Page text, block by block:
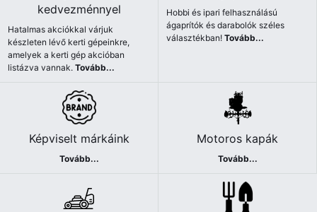
kedvezménnyel
Hatalmas akciókkal várjuk
készleten lévő kerti gépeinkre,
amelyek a kerti gép akcióban
listázva vannak.Tovább...
Hobbi és ipari felhasználású
ágaprítók és darabolók széles
választékban!Tovább...
Képviselt márkáink
Tovább...
Motoros kapák
Tovább...